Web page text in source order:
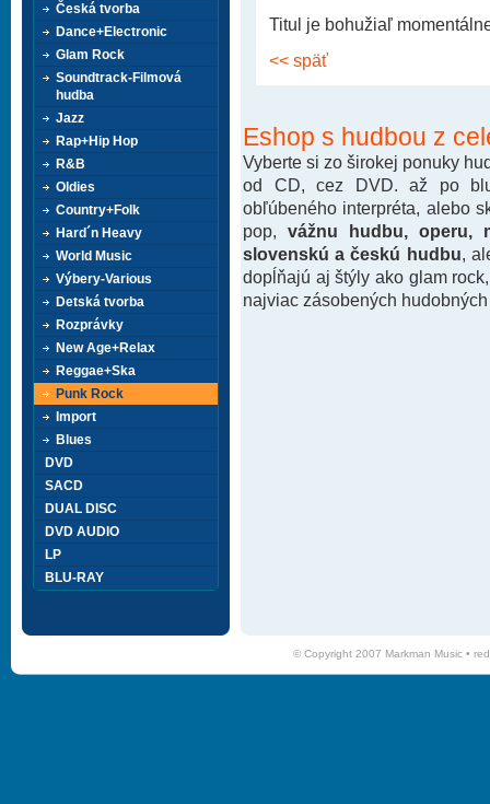
Titul je bohužiaľ
<< späť
Eshop s hudbou z
Vyberte si zo širokej ponuky
od CD, cez DVD. až po
obľúbeného interpréta, alebo
pop, vážnu hudbu, operu,
slovenskú a českú hudbu ,
dopĺňajú aj štýly ako glam
najviac zásobených
Česká tvorba
Dance+Electronic
Glam Rock
Soundtrack-Filmová
hudba
Jazz
Rap+Hip Hop
R&B
Oldies
Country+Folk
Hard´n Heavy
World Music
Výbery-Various
Detská tvorba
Rozprávky
New Age+Relax
Reggae+Ska
Punk Rock
Import
Blues
DVD
SACD
DUAL DISC
DVD AUDIO
LP
BLU-RAY
© Copyright 2007 Markman Music •